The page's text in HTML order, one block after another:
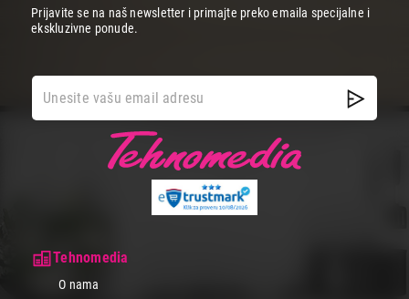
Tehnomedia
O nama
Prijavite se na naš newsletter i primajte preko emaila specijalne i
ekskluzivne ponude.